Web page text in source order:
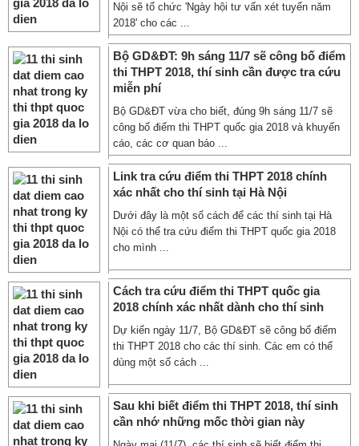
Nội sẽ tổ chức 'Ngày hội tư vấn xét tuyển năm
2018' cho các ...
Bộ GD&ĐT: 9h sáng 11/7 sẽ công bố điểm
thi THPT 2018, thí sinh cần được tra cứu
miễn phí
Bộ GD&ĐT vừa cho biết, đúng 9h sáng 11/7 sẽ
công bố điểm thi THPT quốc gia 2018 và khuyến
cáo, các cơ quan báo ...
Link tra cứu điểm thi THPT 2018 chính
xác nhất cho thí sinh tại Hà Nội
Dưới đây là một số cách để các thí sinh tại Hà
Nội có thể tra cứu điểm thi THPT quốc gia 2018
cho mình ...
Cách tra cứu điểm thi THPT quốc gia
2018 chính xác nhất dành cho thí sinh
Dự kiến ngày 11/7, Bộ GD&ĐT sẽ công bố điểm
thi THPT 2018 cho các thí sinh. Các em có thể
dùng một số cách ...
Sau khi biết điểm thi THPT 2018, thí sinh
cần nhớ những mốc thời gian này